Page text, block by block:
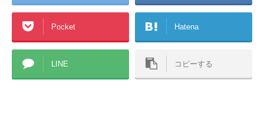
Pocket Hatena
LINE コピーする